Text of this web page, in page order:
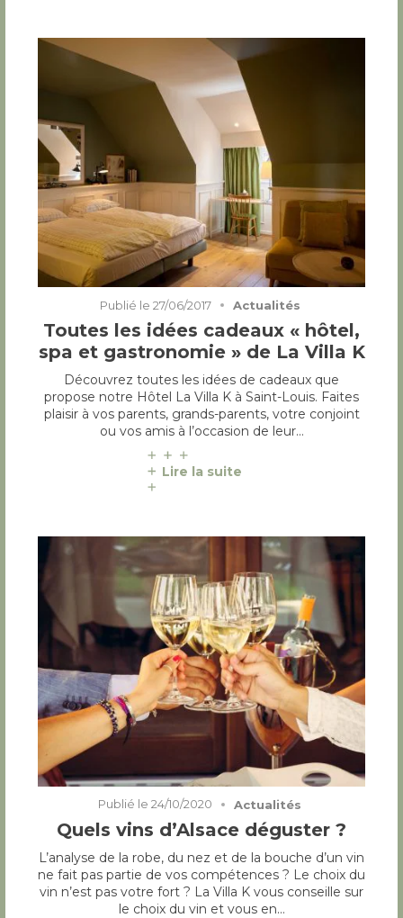
Publié le 27/06/2017 Actualités
Toutes les idées cadeaux « hôtel,
spa et gastronomie » de La Villa K
Découvrez toutes les idées de cadeaux que
propose notre Hôtel La Villa K à Saint-Louis. Faites
plaisir à vos parents, grands-parents, votre conjoint
ou vos amis à l’occasion de leur…
Lire la suite
Publié le 24/10/2020 Actualités
Quels vins d’Alsace déguster ?
L’analyse de la robe, du nez et de la bouche d’un vin
ne fait pas partie de vos compétences ? Le choix du
vin n’est pas votre fort ? La Villa K vous conseille sur
le choix du vin et vous en…